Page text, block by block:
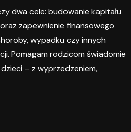
dwa cele: budowanie kapitału
zapewnienie finansowego
wypadku czy innych
Pomagam rodzicom świadomie
– z wyprzedzeniem,